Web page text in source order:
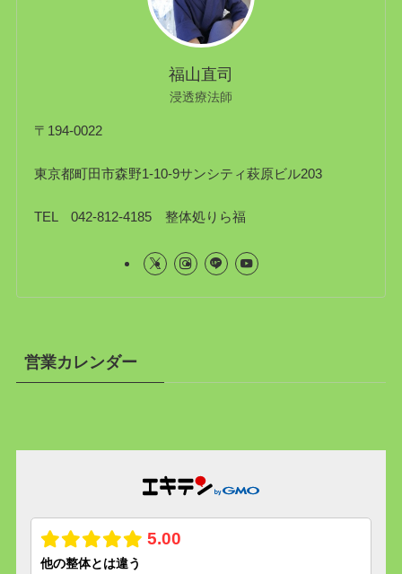
福山直司
浸透療法師
〒194-0022
東京都町田市森野1-10-9サンシティ萩原ビル203
TEL 042-812-4185 整体処りら福
営業カレンダー